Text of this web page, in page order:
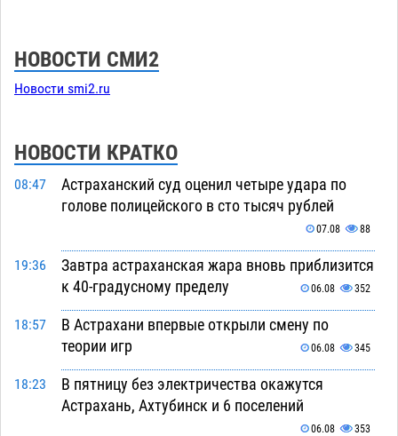
НОВОСТИ СМИ2
Новости smi2.ru
НОВОСТИ КРАТКО
08:47
Астраханский суд оценил четыре удара по
голове полицейского в сто тысяч рублей
07.08 88
19:36
Завтра астраханская жара вновь приблизится
к 40-градусному пределу
06.08 352
18:57
В Астрахани впервые открыли смену по
теории игр
06.08 345
18:23
В пятницу без электричества окажутся
Астрахань, Ахтубинск и 6 поселений
06.08 353